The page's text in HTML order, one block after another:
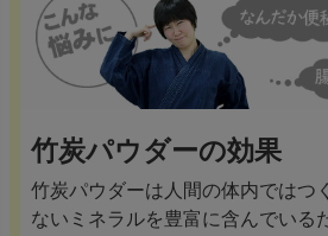
竹炭パウダーの効果
竹炭パウダーは人間の体内ではつ
ないミネラルを豊富に含んでいる